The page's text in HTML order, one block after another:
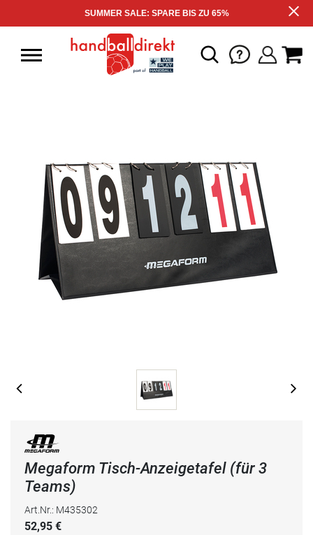
SUMMER SALE: SPARE BIS ZU 65%
Megaform Tisch-Anzeigetafel (für 3
Teams)
Art.Nr.: M435302
52,95 €